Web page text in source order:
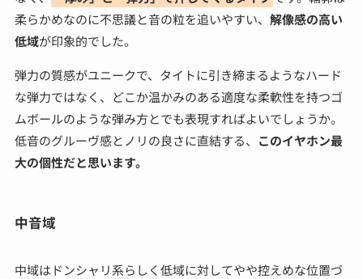
柔らかめなのに不思議と音の粒を追いやすい、 解像感の高い
低域が印象的でした。
弾力の質感がユニークで、タイトに引き締まるようなハード
な弾力ではなく、どこか温かみのある適度な柔軟性を持つゴ
ムボールのような弾み方とでも表現すればよいでしょうか。
低音のグルーヴ感とノリの良さに直結する、 このイヤホン最
大の個性だと思います。
中音域
中域はドンシャリ系らしく低域に対してやや控えめな位置づ